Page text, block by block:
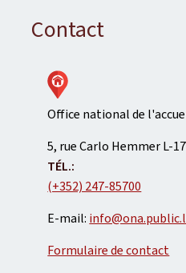
Contact
Office national de
ADRESSE
:
5, rue Carlo HemmerL-
TÉL.:
(+352) 247-85700
E-mail:
Formulaire de contact